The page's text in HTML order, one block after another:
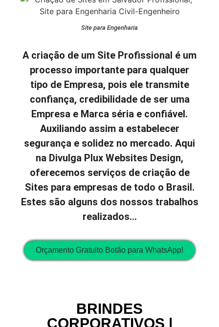
Site para Engenharia
A criação de um Site Profissional é um
processo importante para qualquer
tipo de Empresa, pois ele transmite
confiança, credibilidade de ser uma
Empresa e Marca séria e confiável.
Auxiliando assim a estabelecer
segurança e solidez no mercado. Aqui
na Divulga Plux Websites Design,
oferecemos serviços de criação de
Sites para empresas de todo o Brasil.
Estes são alguns dos nossos trabalhos
realizados…
Orçamento Gratuito Botão para WhatsApp!
BRINDES
CORPORATIVOS |